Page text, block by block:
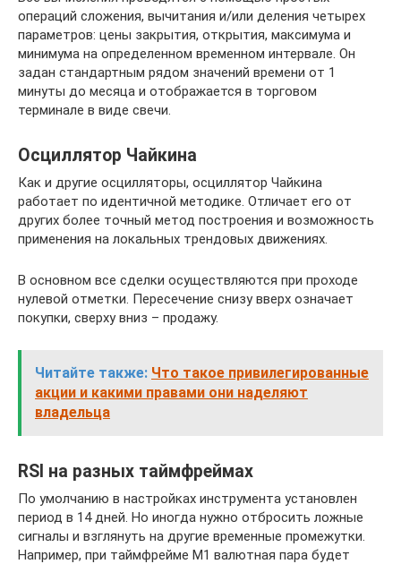
операций сложения, вычитания и/или деления четырех
параметров: цены закрытия, открытия, максимума и
минимума на определенном временном интервале. Он
задан стандартным рядом значений времени от 1
минуты до месяца и отображается в торговом
терминале в виде свечи.
Осциллятор Чайкина
Как и другие осцилляторы, осциллятор Чайкина
работает по идентичной методике. Отличает его от
других более точный метод построения и возможность
применения на локальных трендовых движениях.
В основном все сделки осуществляются при проходе
нулевой отметки. Пересечение снизу вверх означает
покупки, сверху вниз – продажу.
Читайте также: Что такое привилегированные
акции и какими правами они наделяют
владельца
RSI на разных таймфреймах
По умолчанию в настройках инструмента установлен
период в 14 дней. Но иногда нужно отбросить ложные
сигналы и взглянуть на другие временные промежутки.
Например, при таймфрейме M1 валютная пара будет